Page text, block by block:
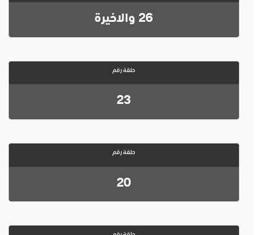
26 والاخيرة
حلقة رقم
23
حلقة رقم
20